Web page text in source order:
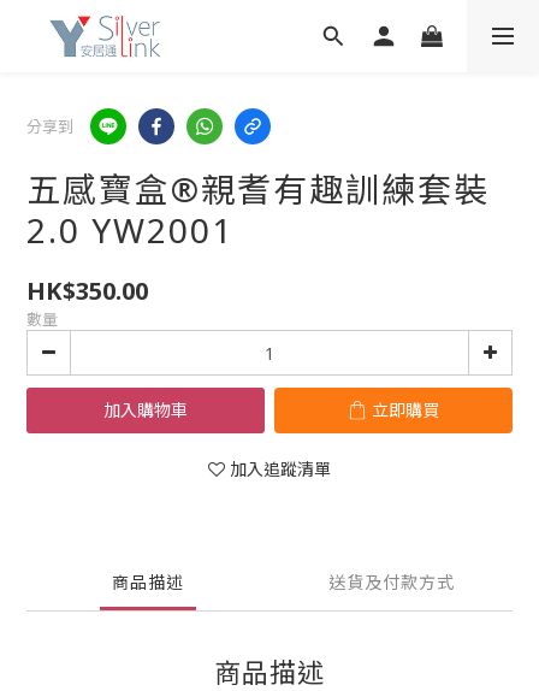
分享到
五感寶盒®親耆有趣訓練套裝
2.0 YW2001
HK$350.00
數量
加入購物車 立即購買
加入追蹤清單
商品描述 送貨及付款方式
商品描述